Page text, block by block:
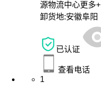
源物流中心更多+
卸货地:安徽阜阳
已认证
查看电话
1